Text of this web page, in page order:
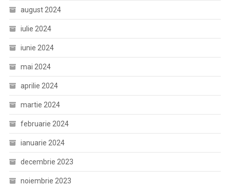
august 2024
iulie 2024
iunie 2024
mai 2024
aprilie 2024
martie 2024
februarie 2024
ianuarie 2024
decembrie 2023
noiembrie 2023